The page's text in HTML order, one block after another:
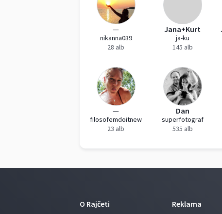
—
nikanna039
28 alb
Jana+Kurt
ja-ku
145 alb
—
filosofemdoitnew
23 alb
Dan
superfotograf
535 alb
O Rajčeti Reklama